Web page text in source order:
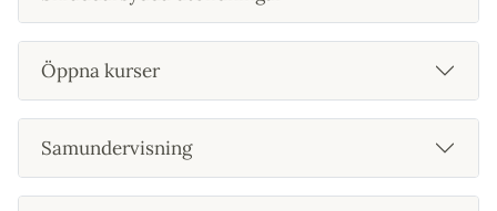
Öppna kurser
Samundervisning